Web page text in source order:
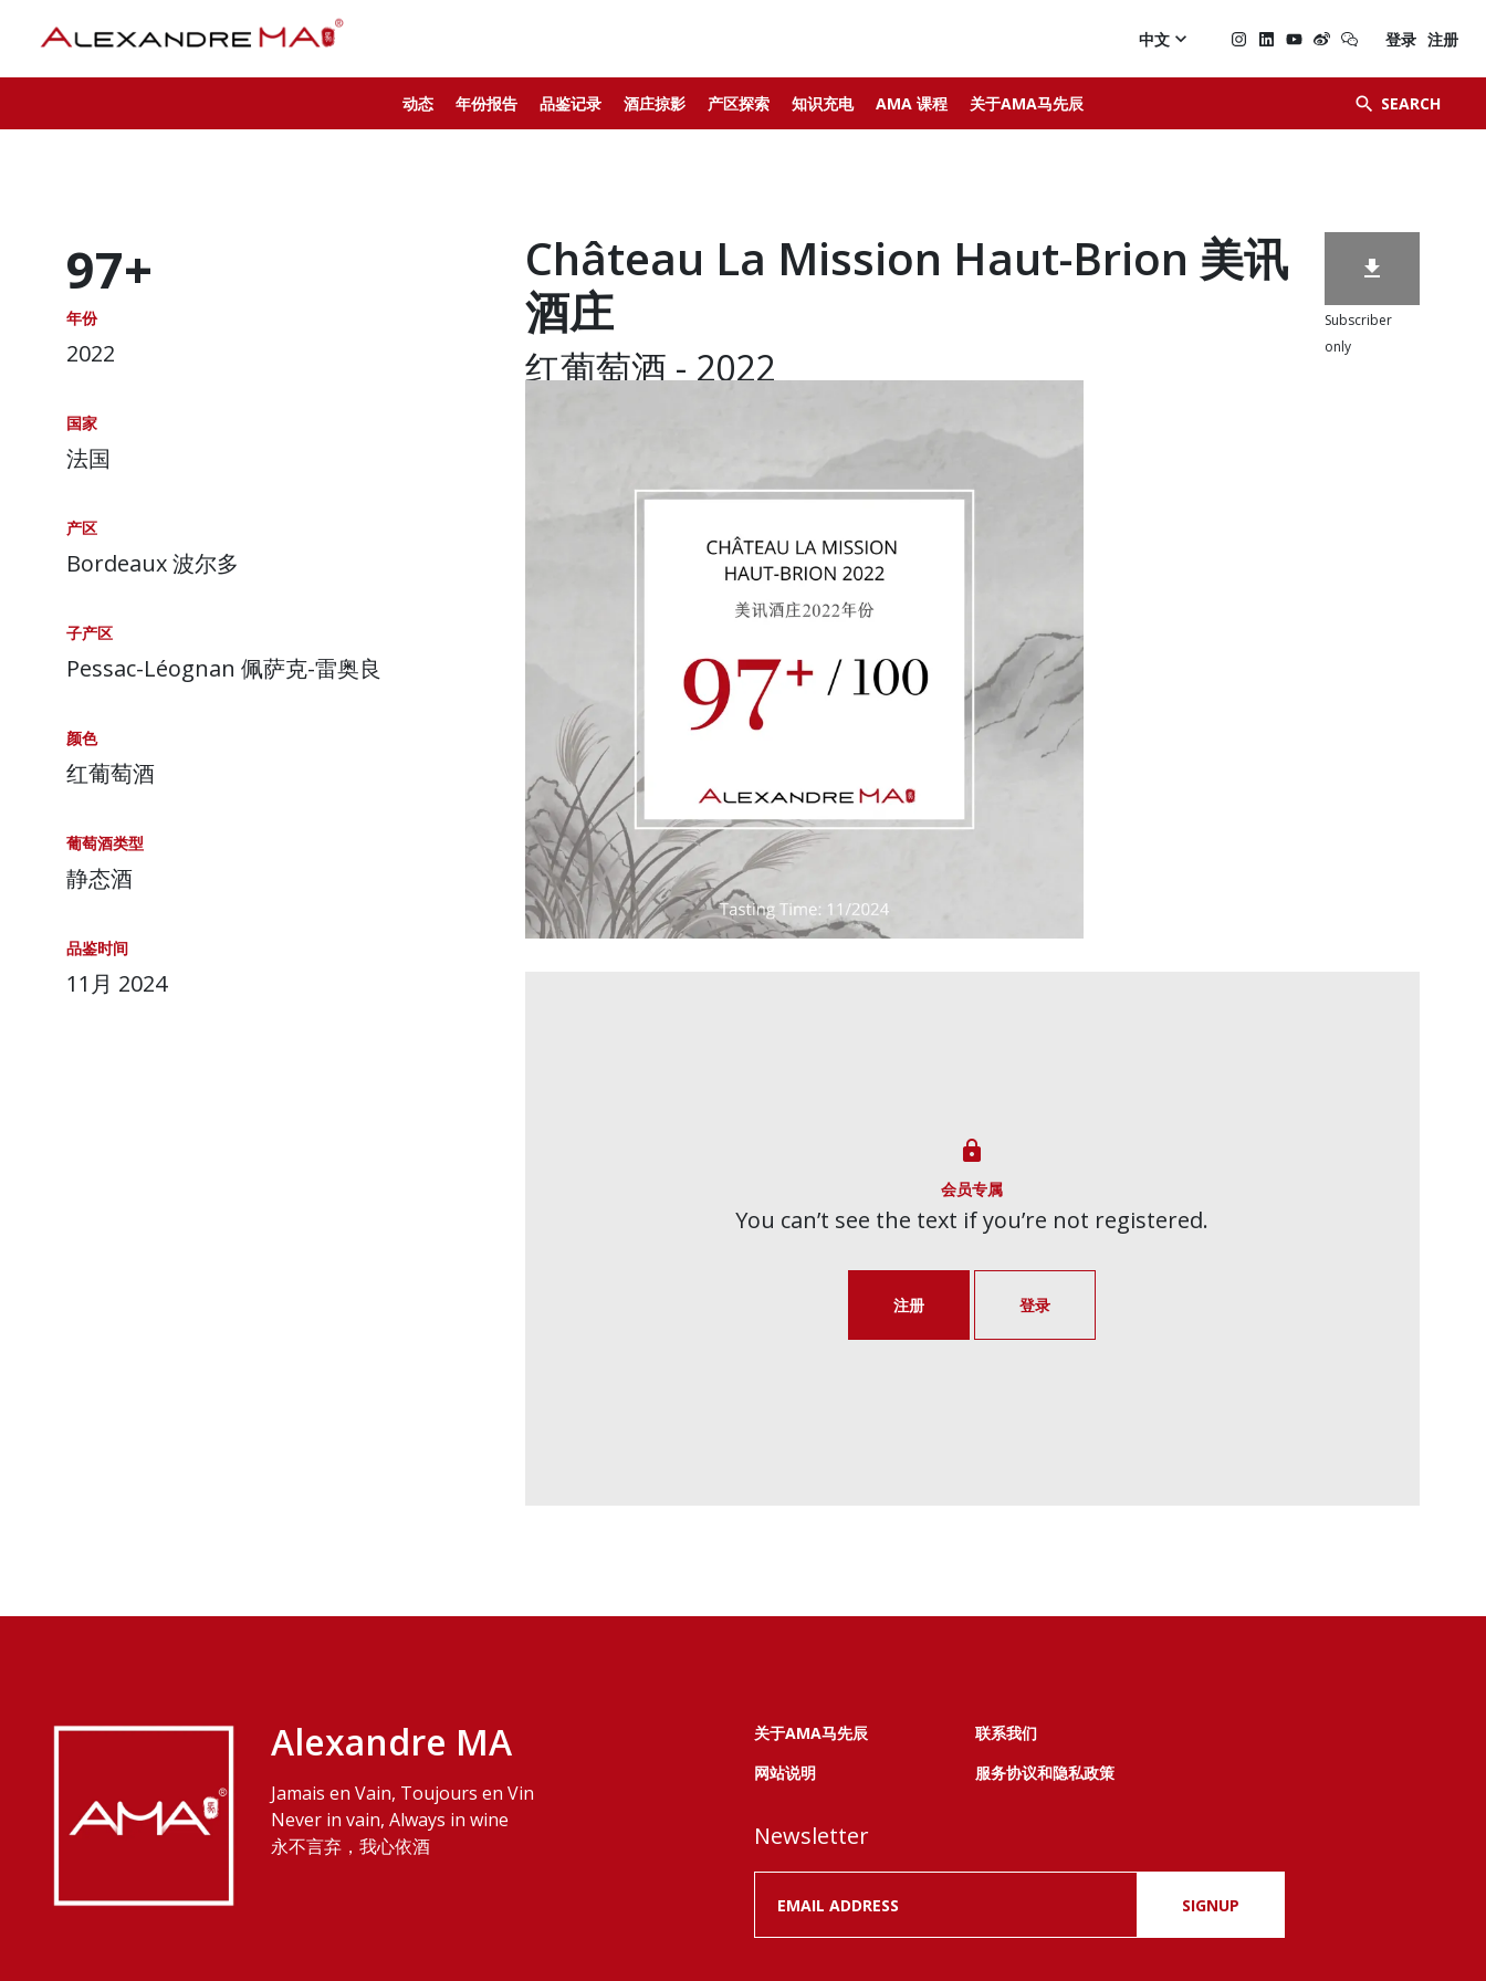
动态 年份报告 品鉴记录 酒庄掠影 产区探索 知识充电 AMA 课程 关于AMA马先辰  SEARCH

中文  登录 注册
97+
年份
2022
国家
法国
产区
Bordeaux 波尔多
子产区
Pessac-Léognan 佩萨克-雷奥良
颜色
红葡萄酒
葡萄酒类型
静态酒
品鉴时间
11月 2024
Château La Mission Haut-Brion 美讯
酒庄
红葡萄酒 - 2022

Subscriber
only

会员专属
You can’t see the text if you’re not registered.
注册 登录
Alexandre MA
Jamais en Vain, Toujours en Vin
Never in vain, Always in wine
永不言弃，我心依酒
关于AMA马先辰
联系我们
网站说明
服务协议和隐私政策
Newsletter
SIGNUP